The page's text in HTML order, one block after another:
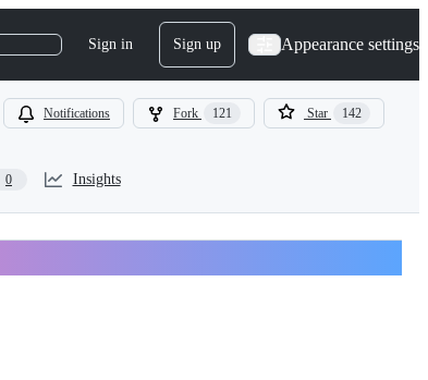
Sign in Sign up Appearance settings
Notifications Fork 121 Star 142
0 Insights